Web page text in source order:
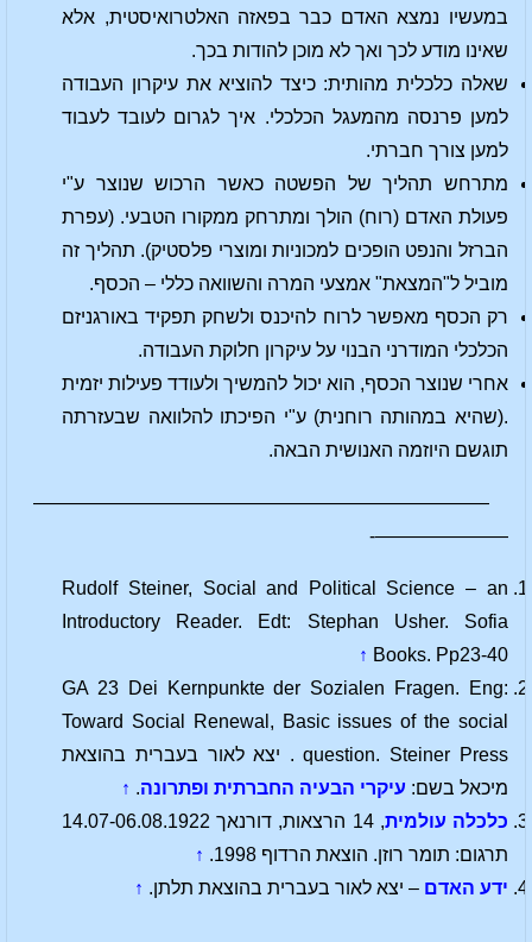
במעשיו נמצא האדם כבר בפאזה האלטרואיסטית, אלא
שאינו מודע לכך ואך לא מוכן להודות בכך.
שאלה כלכלית מהותית: כיצד להוציא את עיקרון העבודה
למען פרנסה מהמעגל הכלכלי. איך לגרום לעובד לעבוד
למען צורך חברתי.
מתרחש תהליך של הפשטה כאשר הרכוש שנוצר ע"י
פעולת האדם (רוח) הולך ומתרחק ממקורו הטבעי. (עפרת
הברזל והנפט הופכים למכוניות ומוצרי פלסטיק). תהליך זה
מוביל ל"המצאת" אמצעי המרה והשוואה כללי – הכסף.
רק הכסף מאפשר לרוח להיכנס ולשחק תפקיד באורגניזם
הכלכלי המודרני הבנוי על עיקרון חלוקת העבודה.
אחרי שנוצר הכסף, הוא יכול להמשיך ולעודד פעילות יזמית
.(שהיא במהותה רוחנית) ע"י הפיכתו להלוואה שבעזרתה
תוגשם היוזמה האנושית הבאה.
————————————————————————
———————-
Rudolf Steiner, Social and Political Science – an
Introductory Reader. Edt: Stephan Usher. Sofia
Books. Pp23-40
↑
GA 23 Dei Kernpunkte der Sozialen Fragen. Eng:
Toward Social Renewal, Basic issues of the social
question. Steiner Press . יצא לאור בעברית בהוצאת
מיכאל בשם: עיקרי הבעיה החברתית ופתרונה.
↑
כלכלה עולמית
, 14 הרצאות, דורנאך 14.07-06.08.1922
תרגום: תומר רוזן. הוצאת הרדוף 1998.
↑
ידע האדם – יצא לאור בעברית בהוצאת תלתן. ↑